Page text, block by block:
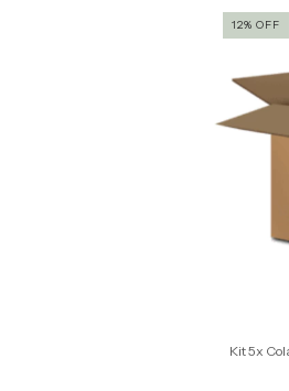
12% OFF
Kit 5x